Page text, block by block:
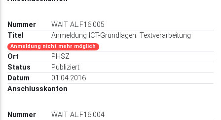
WAIT AL.F16.005
Anmeldung ICT-Grundlagen: Textverarbeitung
Anmeldung nicht mehr möglich
PHSZ
Publiziert
01.04.2016
WAIT AL.F16.004